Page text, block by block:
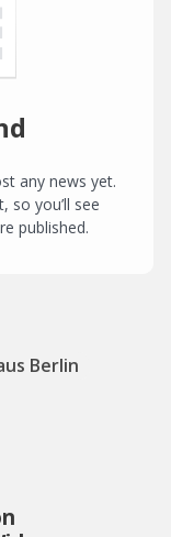
any news yet.
so you’ll see
published.
Berlin